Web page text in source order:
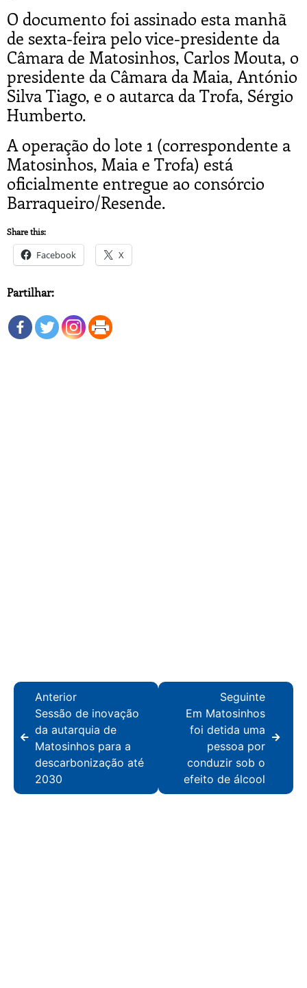
O documento foi assinado esta manhã
de sexta-feira pelo vice-presidente da
Câmara de Matosinhos, Carlos Mouta, o
presidente da Câmara da Maia, António
Silva Tiago, e o autarca da Trofa, Sérgio
Humberto.
A operação do lote 1 (correspondente a
Matosinhos, Maia e Trofa) está
oficialmente entregue ao consórcio
Barraqueiro/Resende.
Share this:
Facebook X
Partilhar:
Anterior
Sessão de inovação
da autarquia de
Matosinhos para a
descarbonização até
2030
Seguinte
Em Matosinhos
foi detida uma
pessoa por
conduzir sob o
efeito de álcool